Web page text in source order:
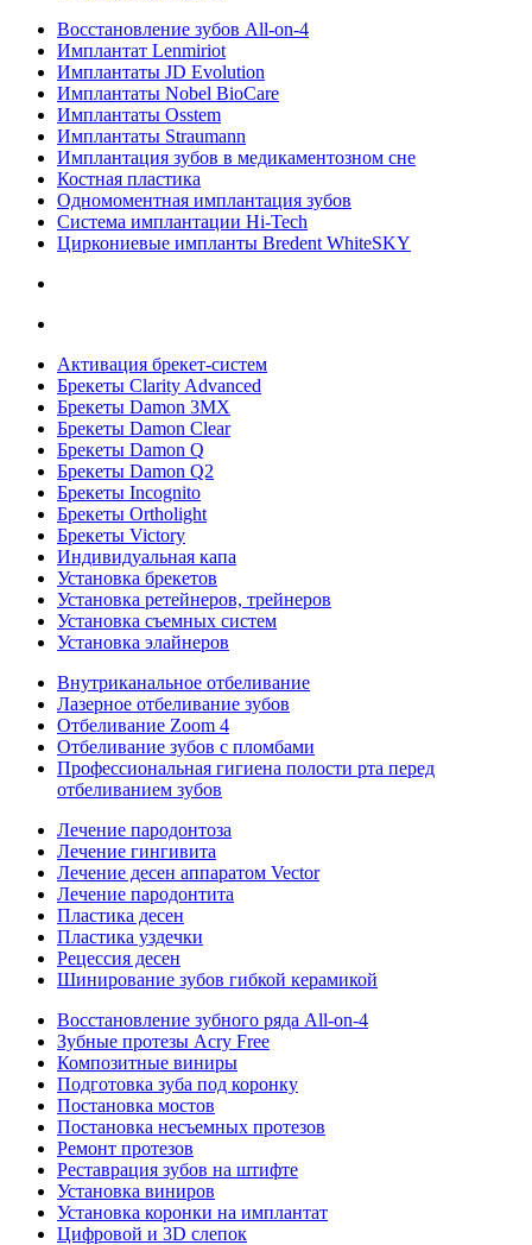
Восстановление зубов All‑on‑4
Имплантат Lenmiriot
Имплантаты JD Evolution
Имплантаты Nobel BioСare
Имплантаты Osstem
Имплантаты Straumann
Имплантация зубов в медикаментозном сне
Костная пластика
Одномоментная имплантация зубов
Система имплантации Hi-Tech
Циркониевые импланты Bredent WhiteSKY
Активация брекет-систем
Брекеты Clarity Advanced
Брекеты Damon 3MX
Брекеты Damon Clear
Брекеты Damon Q
Брекеты Damon Q2
Брекеты Incognito
Брекеты Ortholight
Брекеты Victory
Индивидуальная капа
Установка брекетов
Установка ретейнеров, трейнеров
Установка съемных систем
Установка элайнеров
Внутриканальное отбеливание
Лазерное отбеливание зубов
Отбеливание Zoom 4
Отбеливание зубов с пломбами
Профессиональная гигиена полости рта перед
отбеливанием зубов
Лечение пародонтоза
Лечение гингивита
Лечение десен аппаратом Vector
Лечение пародонтита
Пластика десен
Пластика уздечки
Рецессия десен
Шинирование зубов гибкой керамикой
Восстановление зубного ряда All‑on‑4
Зубные протезы Acry Free
Композитные виниры
Подготовка зуба под коронку
Постановка мостов
Постановка несъемных протезов
Ремонт протезов
Реставрация зубов на штифте
Установка виниров
Установка коронки на имплантат
Цифровой и 3D слепок